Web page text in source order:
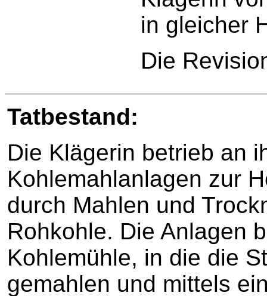
in gleicher
Die
Tatbestand:
Die Klägerin betrieb an
Kohlemahlanlagen zur
durch Mahlen und
Rohkohle. Die Anlagen
Kohlemühle, in die die
gemahlen und mittels